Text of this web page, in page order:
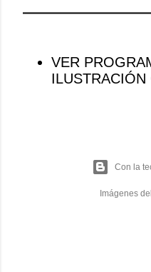
VER
Con la
Imágenes